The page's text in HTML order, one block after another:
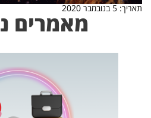
תאריך: 5 בנובמבר 2020
מאמרים